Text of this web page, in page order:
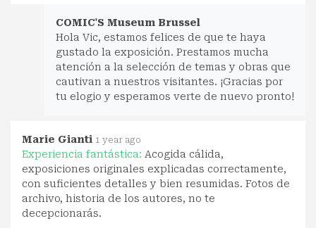
COMIC'S Museum Brussel
Hola Vic, estamos felices de que te haya
gustado la exposición. Prestamos mucha
atención a la selección de temas y obras que
cautivan a nuestros visitantes. ¡Gracias por
tu elogio y esperamos verte de nuevo pronto!
Marie Gianti 1 year ago
Experiencia fantástica: Acogida cálida,
exposiciones originales explicadas correctamente,
con suficientes detalles y bien resumidas. Fotos de
archivo, historia de los autores, no te
decepcionarás.